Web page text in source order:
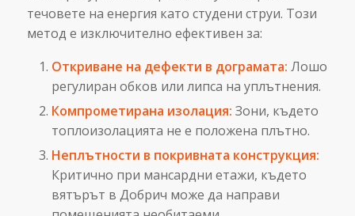
течовете на енергия като студени струи. Този
метод е изключително ефективен за:
Откриване на дефекти в дограмата: Лошо
регулиран обков или липса на уплътнения.
Компрометирана изолация: Зони, където
топлоизолацията не е положена плътно.
Неплътности в покривната конструкция:
Критично при мансардни етажи, където
вятърът в Добрич може да направи